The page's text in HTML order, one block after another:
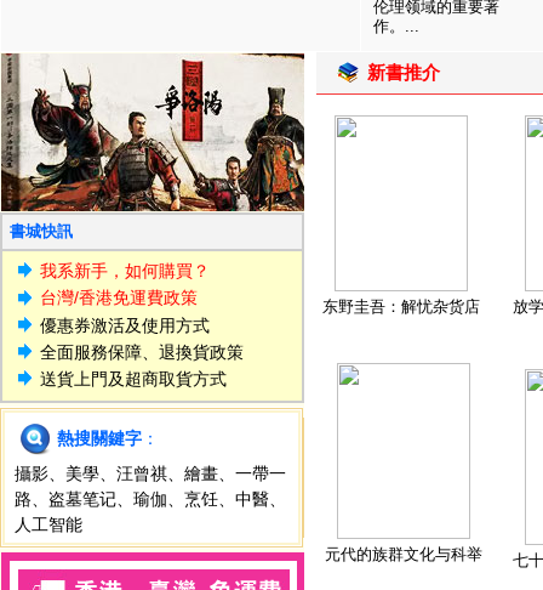
伦理领域的重要著
作。...
書城快訊
我系新手，如何購買？
台灣/香港免運費政策
優惠券激活及使用方式
全面服務保障、退換貨政策
送貨上門及超商取貨方式
熱搜關鍵字 ：
攝影
美學 汪曾祺 繪畫
一帶一
路
盗墓笔记 瑜伽 烹饪 中醫
人工智能
新書推介
东野圭吾：解忧杂货店 放
元代的族群文化与科举 七